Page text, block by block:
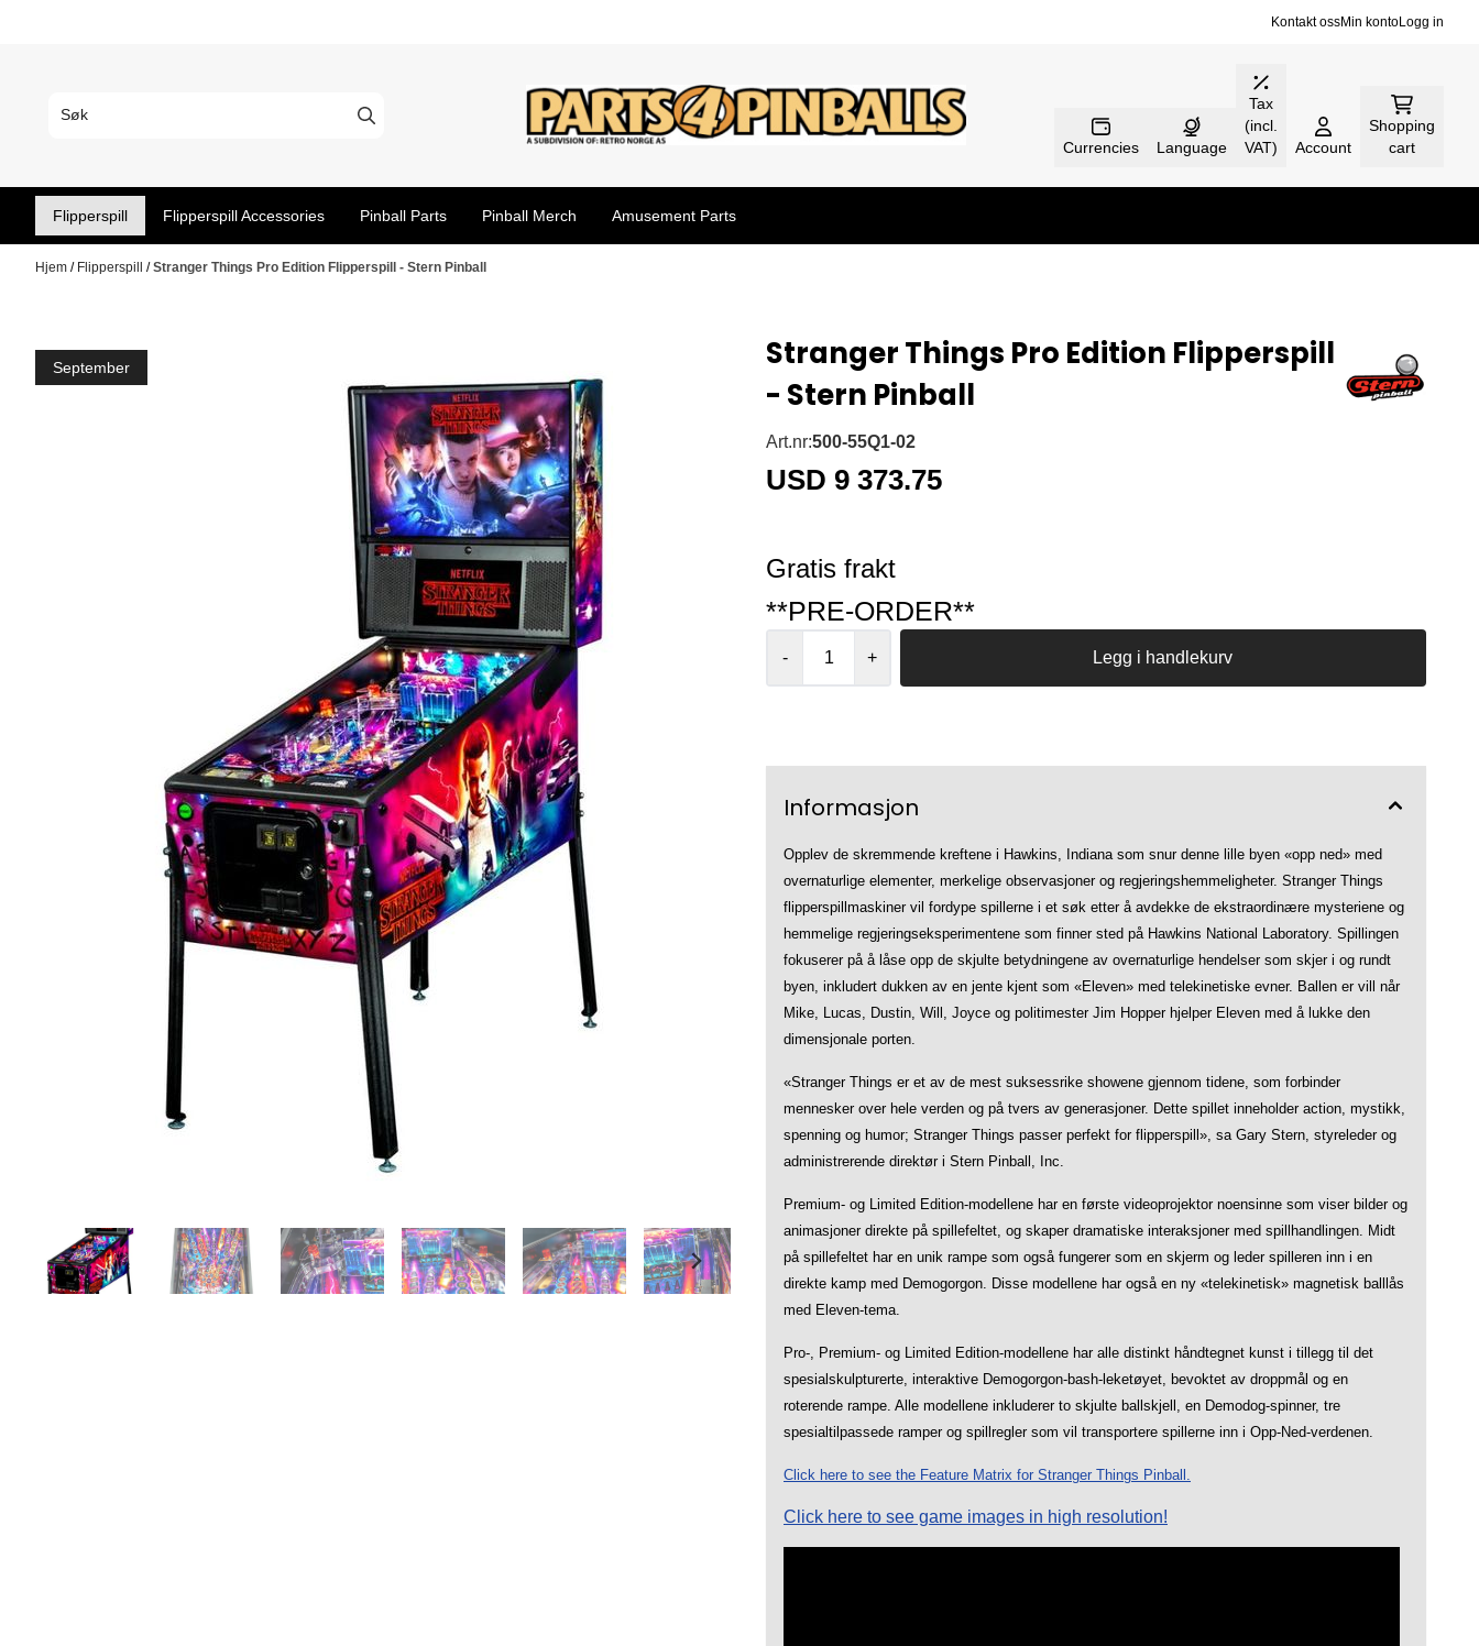
Kontakt ossMin kontoLogg in
Currencies Language
Tax
(incl.
VAT)
Account
Shopping
cart
Flipperspill Flipperspill Accessories Pinball Parts Pinball Merch Amusement Parts
Hjem / Flipperspill /Stranger Things Pro Edition Flipperspill - Stern Pinball
September
Stranger Things Pro Edition Flipperspill
- Stern Pinball
Art.nr:500-55Q1-02
USD 9 373.75
Gratis frakt
**PRE-ORDER**
- + Legg i handlekurv
Informasjon
Opplev de skremmende kreftene i Hawkins, Indiana som snur denne lille byen «opp ned» med
overnaturlige elementer, merkelige observasjoner og regjeringshemmeligheter. Stranger Things
flipperspillmaskiner vil fordype spillerne i et søk etter å avdekke de ekstraordinære mysteriene og
hemmelige regjeringseksperimentene som finner sted på Hawkins National Laboratory. Spillingen
fokuserer på å låse opp de skjulte betydningene av overnaturlige hendelser som skjer i og rundt
byen, inkludert dukken av en jente kjent som «Eleven» med telekinetiske evner. Ballen er vill når
Mike, Lucas, Dustin, Will, Joyce og politimester Jim Hopper hjelper Eleven med å lukke den
dimensjonale porten.
«Stranger Things er et av de mest suksessrike showene gjennom tidene, som forbinder
mennesker over hele verden og på tvers av generasjoner. Dette spillet inneholder action, mystikk,
spenning og humor; Stranger Things passer perfekt for flipperspill», sa Gary Stern, styreleder og
administrerende direktør i Stern Pinball, Inc.
Premium- og Limited Edition-modellene har en første videoprojektor noensinne som viser bilder og
animasjoner direkte på spillefeltet, og skaper dramatiske interaksjoner med spillhandlingen. Midt
på spillefeltet har en unik rampe som også fungerer som en skjerm og leder spilleren inn i en
direkte kamp med Demogorgon. Disse modellene har også en ny «telekinetisk» magnetisk balllås
med Eleven-tema.
Pro-, Premium- og Limited Edition-modellene har alle distinkt håndtegnet kunst i tillegg til det
spesialskulpturerte, interaktive Demogorgon-bash-leketøyet, bevoktet av droppmål og en
roterende rampe. Alle modellene inkluderer to skjulte ballskjell, en Demodog-spinner, tre
spesialtilpassede ramper og spillregler som vil transportere spillerne inn i Opp-Ned-verdenen.
Click here to see the Feature Matrix for Stranger Things Pinball.
Click here to see game images in high resolution!